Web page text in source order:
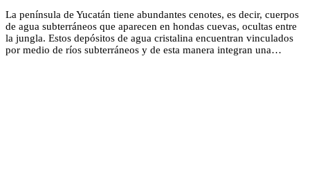
La península de Yucatán tiene abundantes cenotes, es decir, cuerpos
de agua subterráneos que aparecen en hondas cuevas, ocultas entre
la jungla. Estos depósitos de agua cristalina encuentran vinculados
por medio de ríos subterráneos y de esta manera integran una…